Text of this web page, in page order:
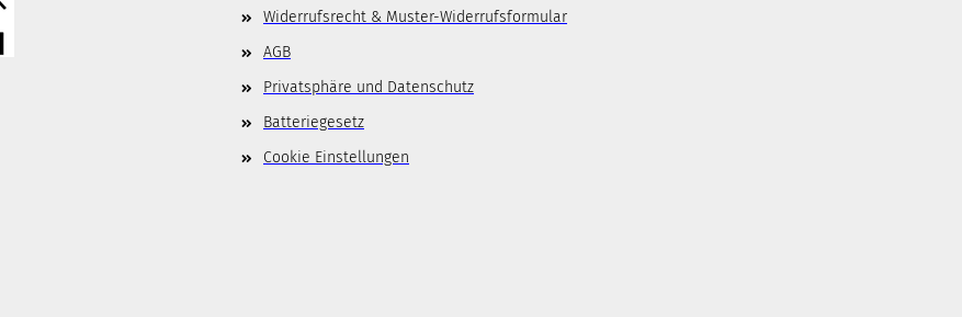
Widerrufsrecht & Muster-Widerrufsformular
AGB
Privatsphäre und Datenschutz
Batteriegesetz
Cookie Einstellungen